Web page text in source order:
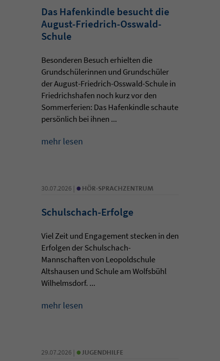
Das Hafenkindle besucht die
August-Friedrich-Osswald-
Schule
Besonderen Besuch erhielten die
Grundschülerinnen und Grundschüler
der August-Friedrich-Osswald-Schule in
Friedrichshafen noch kurz vor den
Sommerferien: Das Hafenkindle schaute
persönlich bei ihnen ...
mehr lesen
30.07.2026 | • HÖR-SPRACHZENTRUM
Schulschach-Erfolge
Viel Zeit und Engagement stecken in den
Erfolgen der Schulschach-
Mannschaften von Leopoldschule
Altshausen und Schule am Wolfsbühl
Wilhelmsdorf. ...
mehr lesen
29.07.2026 | • JUGENDHILFE